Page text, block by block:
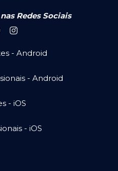
Redes Sociais
- Android
- Android
- iOS
- iOS